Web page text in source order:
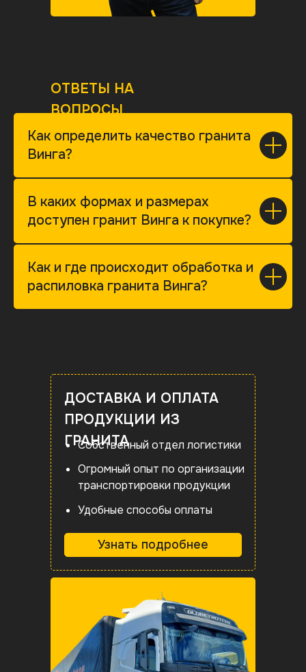
ОТВЕТЫ НА
ВОПРОСЫ
Как определить качество гранита
Винга?
В каких формах и размерах
доступен гранит Винга к покупке?
Как и где происходит обработка и
распиловка гранита Винга?
Собственный отдел логистики
ДОСТАВКА И ОПЛАТА
ПРОДУКЦИИ ИЗ
ГРАНИТА
Огромный опыт по организации
транспортировки продукции
Удобные способы оплаты
Узнать подробнее